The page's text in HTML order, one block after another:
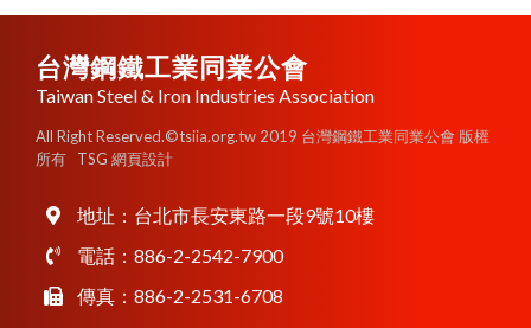
台灣鋼鐵工業同業公會
Taiwan Steel & Iron Industries Association
All Right Reserved.©tsiia.org.tw 2019 台灣鋼鐵工業同業公會 版權
所有 TSG 網頁設計
地址： 台北市長安東路一段9號10樓
電話： 886-2-2542-7900
傳真：886-2-2531-6708